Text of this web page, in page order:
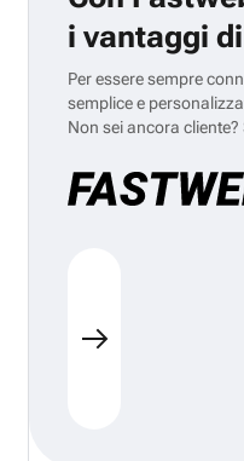
i vantaggi
Per essere sempre
semplice e
Non sei ancora